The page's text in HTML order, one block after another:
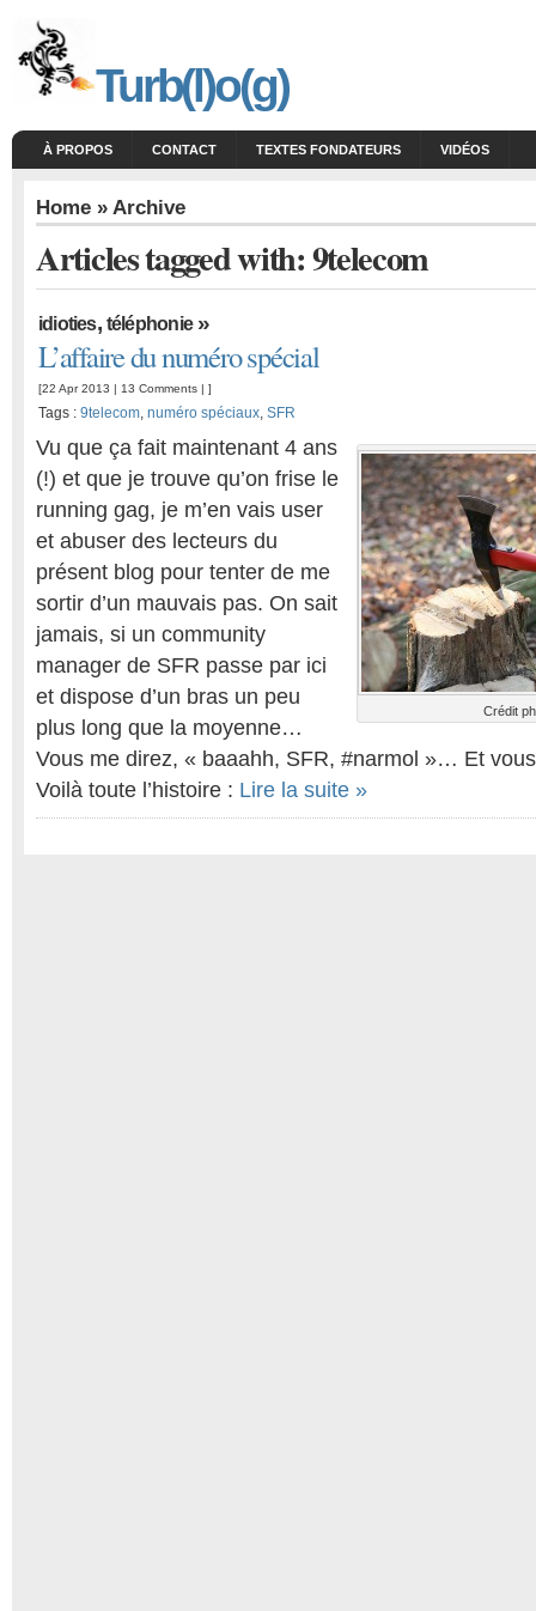
Turb(l)o(g)
À PROPOS CONTACT TEXTES FONDATEURS VIDÉOS
Home » Archive
Articles tagged with: 9telecom
idioties, téléphonie»
L’affaire du numéro spécial
[22 Apr 2013 | 13 Comments | ]
Tags : 9telecom, numéro spéciaux, SFR
Crédit
Vu que ça fait maintenant 4 ans
(!) et que je trouve qu’on frise le
running gag, je m’en vais user
et abuser des lecteurs du
présent blog pour tenter de me
sortir d’un mauvais pas. On sait
jamais, si un community
manager de SFR passe par ici
et dispose d’un bras un peu
plus long que la moyenne…
Vous me direz, « baaahh, SFR, #narmol »… Et
Voilà toute l’histoire : Lire la suite »